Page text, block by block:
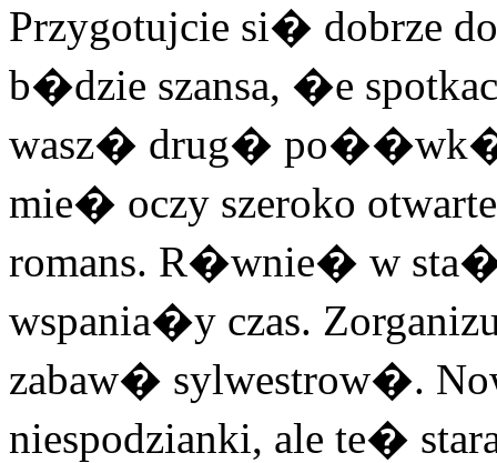
Przygotujcie si� dobrze
b�dzie szansa, �e
wasz� drug� po��wk�.
mie� oczy szeroko
romans. R�wnie� w
wspania�y czas.
zabaw� sylwestrow�.
niespodzianki, ale te�